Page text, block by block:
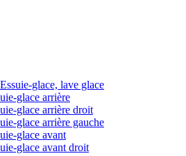
Essuie-glace, lave glace
glace arrière
glace arrière droit
glace arrière gauche
glace avant
glace avant droit